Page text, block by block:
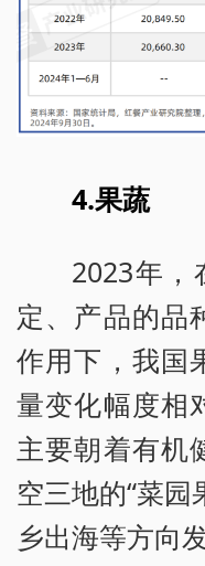
4.果蔬
2023年，
定、产品的品
作用下，我国
量变化幅度相
主要朝着有机
空三地的“菜园
乡出海等方向发